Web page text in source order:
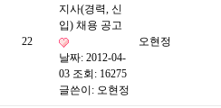
22
지사(경력, 신
입) 채용 공고
날짜: 2012-04-
03 조회: 16275
글쓴이: 오현정
오현정